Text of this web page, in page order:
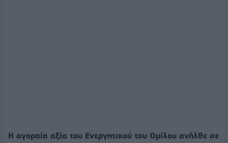
Η αγοραία αξία του Ενεργητικού του Ομίλου ανήλθε σε